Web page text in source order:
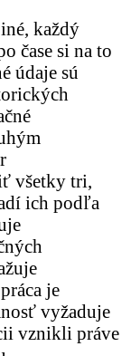
každý
čase si na to
údaje sú
všetky tri,
ich podľa
je
vyžaduje
vznikli práve